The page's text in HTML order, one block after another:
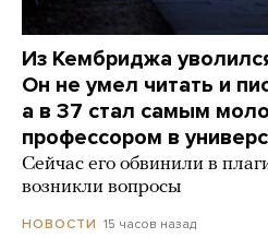
Из Кембриджа
Он не умел читать и
а в 37 стал самым
профессором в
Сейчас его обвинили в
возникли вопросы
НОВОСТИ 15 часов назад